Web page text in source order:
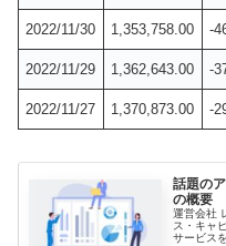
2022/11/30 1,353,758.00 -
2022/11/29 1,362,643.00 -
2022/11/27 1,370,873.00 -
話題の
の概要
運営会社
ス・キャ
サービス